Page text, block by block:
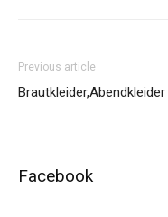
Previous article
Brautkleider,Abendkleider
Facebook